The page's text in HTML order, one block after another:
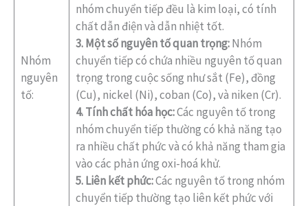
Nhóm
nguyên
tố:
nhóm chuyển tiếp đều là kim loại, có tính
chất dẫn điện và dẫn nhiệt tốt.
3. Một số nguyên tố quan trọng:Nhóm
chuyển tiếp có chứa nhiều nguyên tố quan
trọng trong cuộc sống như sắt (Fe), đồng
(Cu), nickel (Ni), coban (Co), và niken (Cr).
4. Tính chất hóa học:Các nguyên tố trong
nhóm chuyển tiếp thường có khả năng tạo
ra nhiều chất phức và có khả năng tham gia
vào các phản ứng oxi-hoá khử.
5. Liên kết phức:Các nguyên tố trong nhóm
chuyển tiếp thường tạo liên kết phức với